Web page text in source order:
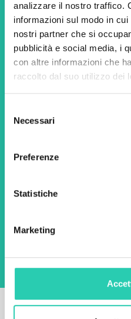
analizzare il nostro traffico.
informazioni sul modo in
nostri partner che si
pubblicità e social media, i
con altre informazioni che
raccolto dal suo utilizzo dei
delNecessari
Preferenze
Statistiche
Marketing
Non perderti i
eventi!
newsletter di
scoprire tutte
iniziative.
sito web.